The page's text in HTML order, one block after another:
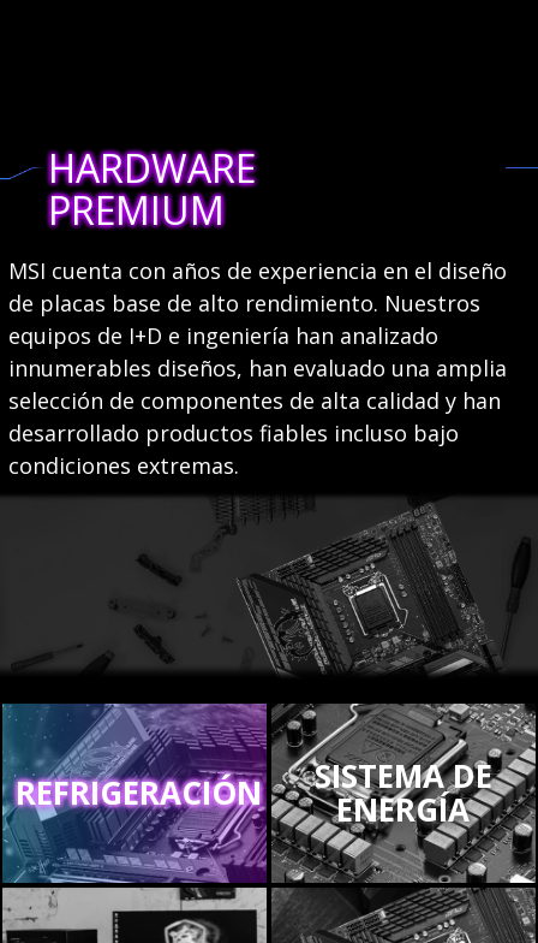
HARDWARE
PREMIUM
MSI cuenta con años de experiencia en el diseño
de placas base de alto rendimiento. Nuestros
equipos de I+D e ingeniería han analizado
innumerables diseños, han evaluado una amplia
selección de componentes de alta calidad y han
desarrollado productos fiables incluso bajo
condiciones extremas.
REFRIGERACIÓN SISTEMA DE
ENERGÍA